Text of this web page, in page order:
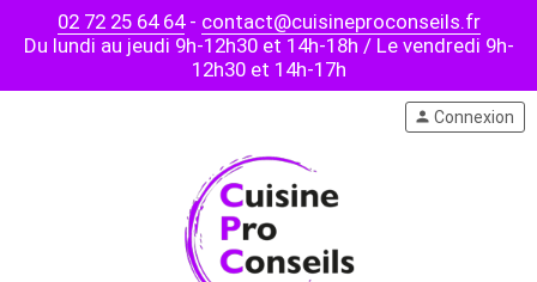
02 72 25 64 64- contact@cuisineproconseils.fr
Du lundi au jeudi 9h-12h30 et 14h-18h / Le vendredi 9h-
12h30 et 14h-17h
person Connexion